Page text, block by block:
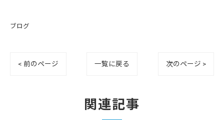
ブログ
< 前のページ 一覧に戻る 次のページ >
関連記事